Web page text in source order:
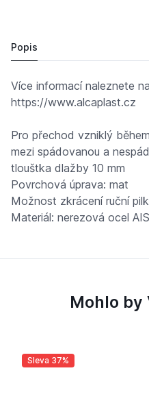
Popis
Více informací naleznete
https://www.alcaplast.cz
Pro přechod vzniklý
mezi spádovanou a
tlouštka dlažby 10 mm
Povrchová úprava: mat
Možnost zkrácení ruční
Materiál: nerezová ocel
Mohlo by
Sleva 37%